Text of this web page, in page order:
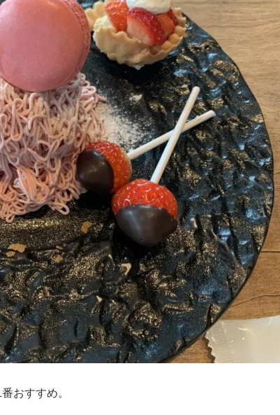
おすすめ。